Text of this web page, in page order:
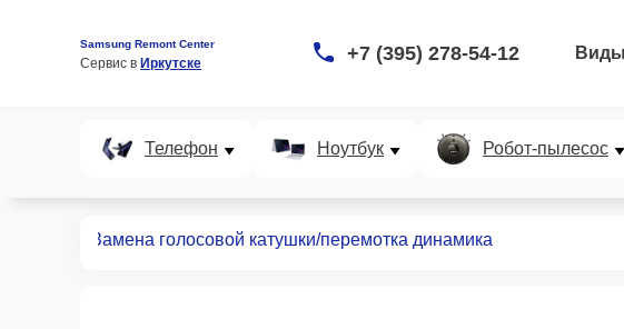
Samsung Remont Center
Сервис в Иркутске +7 (395) 278-54-12
Телефон Ноутбук Робот-пылесос
Замена голосовой катушки/перемотка динамика